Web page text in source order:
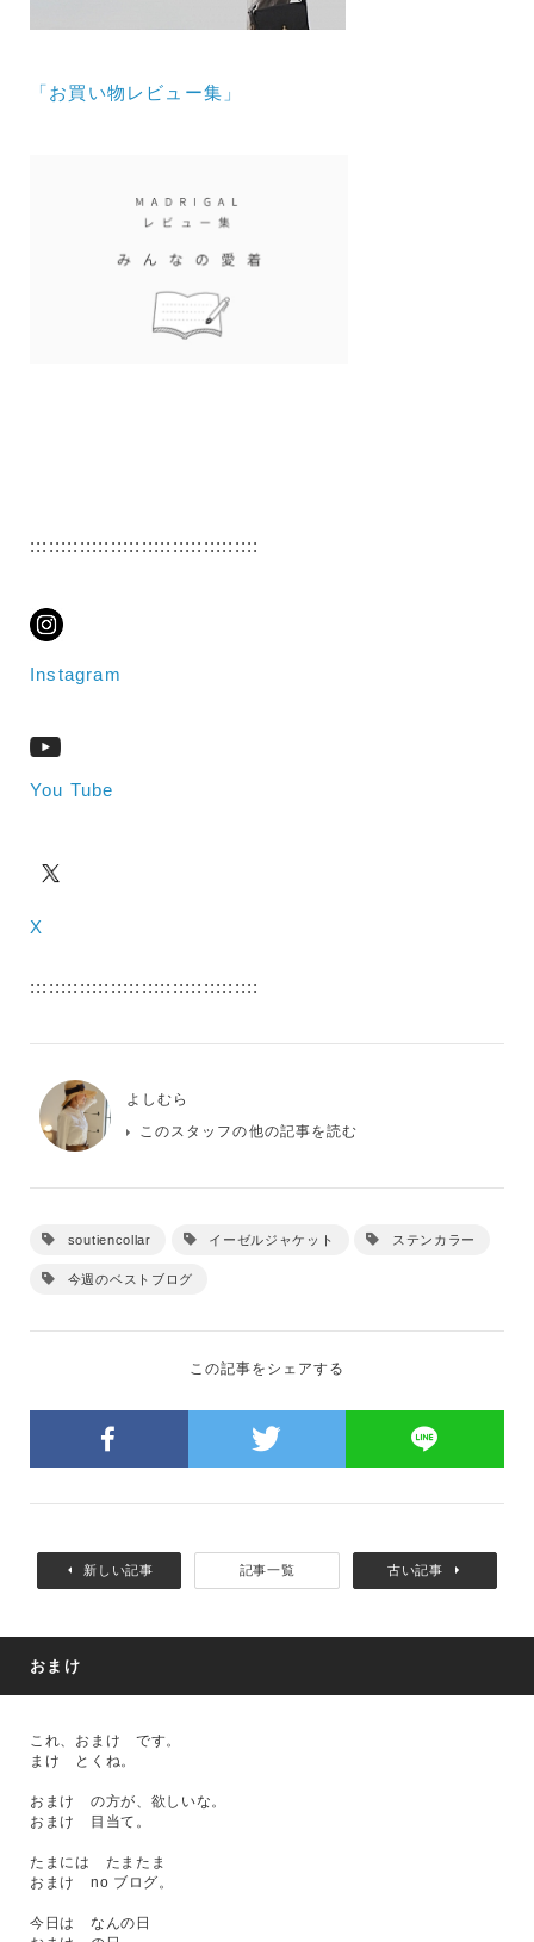
「お買い物レビュー集」
:::::::::::::::::::::::::::::::::::::
Instagram
You Tube
X
:::::::::::::::::::::::::::::::::::::
よしむら
このスタッフの他の記事を読む
soutiencollar イーゼルジャケット ステンカラー
今週のベストブログ
この記事をシェアする
新しい記事 記事一覧 古い記事
おまけ
これ、おまけ です。
まけ とくね。
おまけ の方が、欲しいな。
おまけ 目当て。
たまには たまたま
おまけ no ブログ。
今日は なんの日